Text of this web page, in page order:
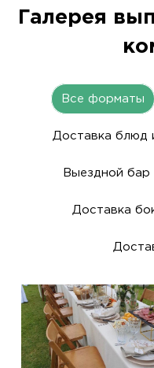
Галерея
Все форматы
Доставка блюд
Выездной бар
Доставка